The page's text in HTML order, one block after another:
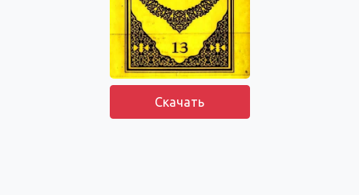
Скачать